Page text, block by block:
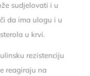
sudjelovati i u
da ima ulogu i u
u krvi.
rezistenciju
reagiraju na